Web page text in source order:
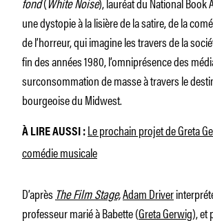
une dystopie à la lisière de la satire, de la
de l’horreur, qui imagine les travers de la
fin des années 1980, l’omniprésence des
surconsommation de masse à travers le
bourgeoise du Midwest.
À LIRE AUSSI : Le prochain projet de Greta
comédie musicale
D’après The Film Stage,Adam Driver
professeur marié à Babette (Greta Gerwig), et